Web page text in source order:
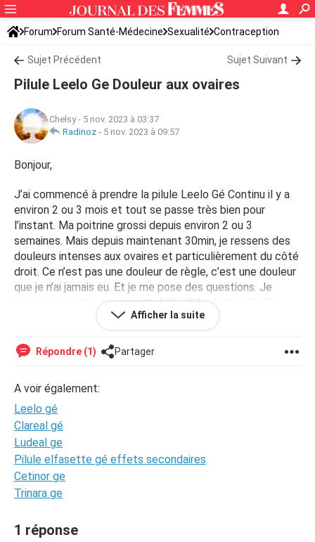
Forum Forum Santé-Médecine Sexualité Contraception
Sujet Précédent Sujet Suivant
Pilule Leelo Ge Douleur aux ovaires
Chelsy- 5 nov. 2023 à 03:37
Radinoz - 5 nov. 2023 à 09:57
Bonjour,
J’ai commencé à prendre la pilule Leelo Gé Continu il y a
environ 2 ou 3 mois et tout se passe très bien pour
l’instant. Ma poitrine grossi depuis environ 2 ou 3
semaines. Mais depuis maintenant 30min, je ressens des
douleurs intenses aux ovaires et particulièrement du côté
droit. Ce n’est pas une douleur de règle, c’est une douleur
que je n’ai jamais eu. Et je me pose des questions. Je
suppose que c’est mon retard de pilule de la veille (j’ai
oublié de prendre ma pilule a 20h et je l’ai pris le
m’inquiète quand même car la douleur ne passe pas et
Avez vous des renseignements ?
Merci
Afficher la suite
Répondre (1) Partager
A voir également:
Leelo gé
Clareal gé
Ludeal ge
Pilule elfasette gé effets secondaires
Cetinor ge
Trinara ge
1 réponse